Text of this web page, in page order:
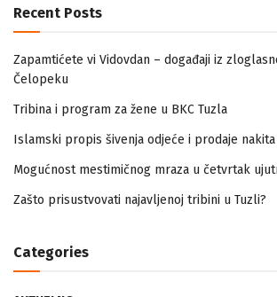
Recent Posts
Zapamtićete vi Vidovdan – događaji iz
Čelopeku
Tribina i program za žene u BKC Tuzla
Islamski propis šivenja odjeće i prodaje
Mogućnost mestimičnog mraza u četvrtak
Zašto prisustvovati najavljenoj tribini u Tuzli?
Categories